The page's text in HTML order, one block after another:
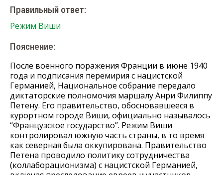
Правильный ответ:
Режим Виши
Пояснение:
После военного поражения Франции в июне 1940
года и подписания перемирия с нацистской
Германией, Национальное собрание передало
диктаторские полномочия маршалу Анри Филиппу
Петену. Его правительство, обосновавшееся в
курортном городе Виши, официально называлось
“Французское государство”. Режим Виши
контролировал южную часть страны, в то время
как северная была оккупирована. Правительство
Петена проводило политику сотрудничества
(коллаборационизма) с нацистской Германией,